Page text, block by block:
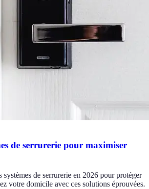
de serrurerie pour maximiser
de serrurerie en 2026 pour protéger
votre domicile avec ces solutions éprouvées.